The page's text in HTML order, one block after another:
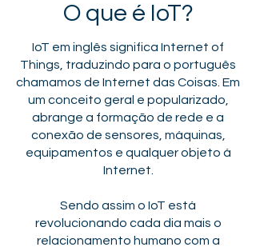
O que é IoT?
IoT em inglês significa Internet of
Things, traduzindo para o português
chamamos de Internet das Coisas. Em
um conceito geral e popularizado,
abrange a formação de rede e a
conexão de sensores, máquinas,
equipamentos e qualquer objeto á
Internet.
Sendo assim o IoT está
revolucionando cada dia mais o
relacionamento humano com a